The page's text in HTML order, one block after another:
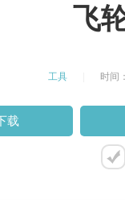
飞
工具 时间
载